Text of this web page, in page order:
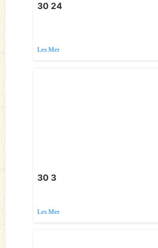
30 24
Les Mer
30 3
Les Mer